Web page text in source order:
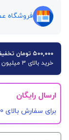
فروشگاه
۵۰۰,۰۰۰ تومان تخفیف با دیجی پی
خرید بالای 3 میلیون تومان
ارسال رایگان
برای سفارش‌ بالای 18,000,000 تومان